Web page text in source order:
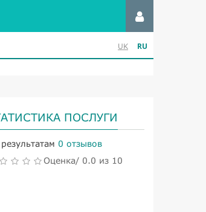
UK RU
ПОСЛУГИ
0 отзывов
Оценка/ 0.0 из 10